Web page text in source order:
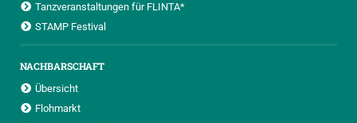
Tanzveranstaltungen für FLINTA*
STAMP Festival
NACHBARSCHAFT
Übersicht
Flohmarkt